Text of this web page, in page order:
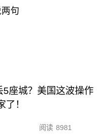
句
5座城？美国这波操作
了！
阅读 8981